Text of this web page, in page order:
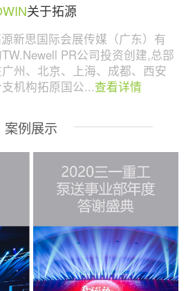
关于拓源
新思国际会展传媒（广东）有
PR公司投资创建,总部
州、北京、上海、成都、西安
机构拓原国公...查看详情
案例展示